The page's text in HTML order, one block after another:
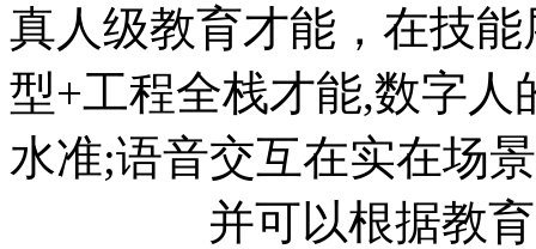
真人级教育才能，在技
型+工程全栈才能,数字
水准;语音交互在实在场
并可以根据教育需